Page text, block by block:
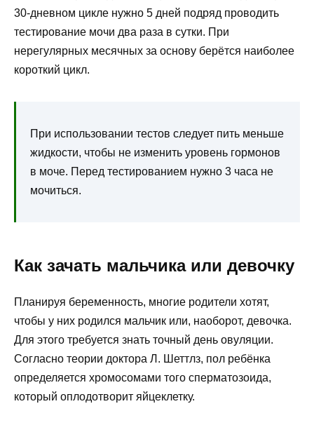
30-дневном цикле нужно 5 дней подряд проводить
тестирование мочи два раза в сутки. При
нерегулярных месячных за основу берётся наиболее
короткий цикл.
При использовании тестов следует пить меньше
жидкости, чтобы не изменить уровень гормонов
в моче. Перед тестированием нужно 3 часа не
мочиться.
Как зачать мальчика или девочку
Планируя беременность, многие родители хотят,
чтобы у них родился мальчик или, наоборот, девочка.
Для этого требуется знать точный день овуляции.
Согласно теории доктора Л. Шеттлз, пол ребёнка
определяется хромосомами того сперматозоида,
который оплодотворит яйцеклетку.